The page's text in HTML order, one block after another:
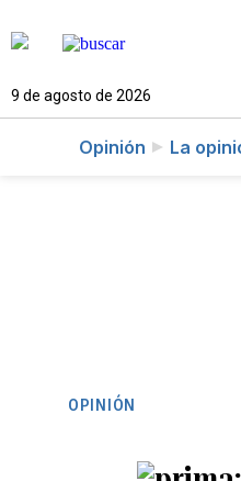
9 de agosto de 2026
Opinión La
OPINIÓN